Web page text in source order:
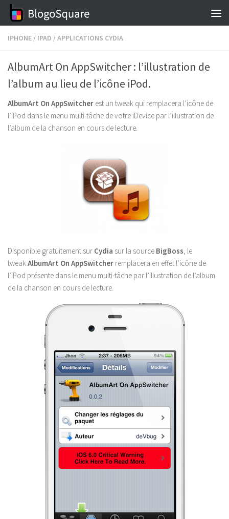
Skip to content
IPHONE / IPAD /APPLICATIONS CYDIA
AlbumArt On AppSwitcher : l’illustration de
l’album au lieu de l’icône iPod.
AlbumArt On AppSwitcher est un tweak qui remplacera l’icône de
l’iPod dans le menu multi-tâche de votre iDevice par l’illustration de
l’album de la chanson en cours de lecture.
Disponible gratuitement sur Cydia sur la source BigBoss, le
tweakAlbumArt On AppSwitcher remplacera en effet l’icône de
l’iPod présente dans le menu multi-tâche par l’illustration de l’album
de la chanson en cours de lecture.